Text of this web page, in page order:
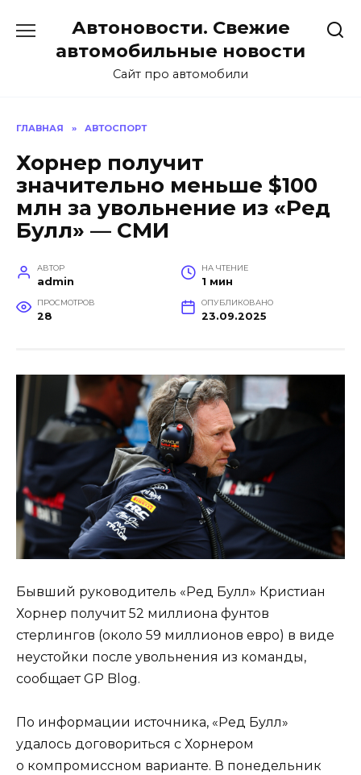
содержанию
Автоновости. Свежие
автомобильные новости
Сайт про автомобили
ГЛАВНАЯ » АВТОСПОРТ
Хорнер получит
значительно меньше $100
млн за увольнение из «Ред
Булл» — СМИ
АВТОР
admin
НА ЧТЕНИЕ
1 мин
ПРОСМОТРОВ
28
ОПУБЛИКОВАНО
23.09.2025
Бывший руководитель «Ред Булл» Кристиан
Хорнер получит 52 миллиона фунтов
стерлингов (около 59 миллионов евро) в виде
неустойки после увольнения из команды,
сообщает GP Blog.
По информации источника, «Ред Булл»
удалось договориться с Хорнером
о компромиссном варианте. В понедельник